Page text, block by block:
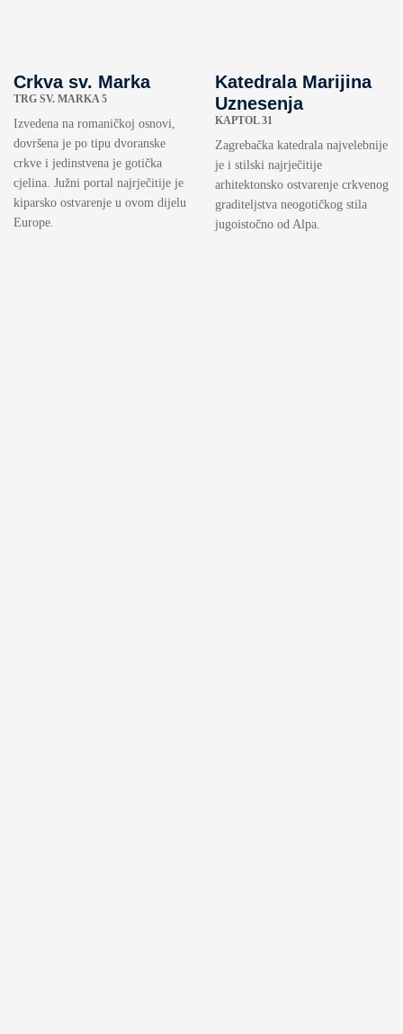
Crkva sv. Marka
TRG SV. MARKA 5
Izvedena na romaničkoj osnovi,
dovršena je po tipu dvoranske
crkve i jedinstvena je gotička
cjelina. Južni portal najrječitije je
kiparsko ostvarenje u ovom dijelu
Europe.
Katedrala Marijina
Uznesenja
KAPTOL 31
Zagrebačka katedrala najvelebnije
je i stilski najrječitije
arhitektonsko ostvarenje crkvenog
graditeljstva neogotičkog stila
jugoistočno od Alpa.